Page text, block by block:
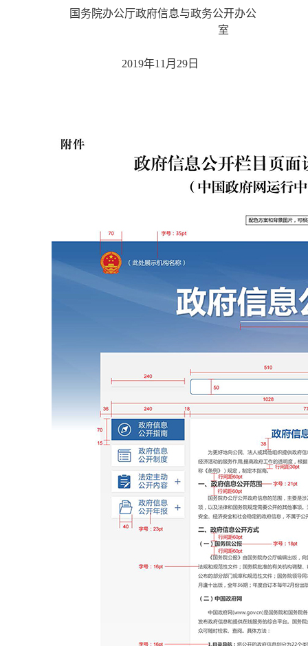
国务院办公厅政府信息与政务公开办公
室
2019年11月29日